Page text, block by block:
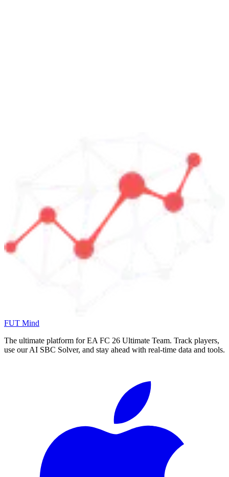
FUT Mind
The ultimate platform for EA FC 26 Ultimate Team. Track players,
use our AI SBC Solver, and stay ahead with real-time data and tools.